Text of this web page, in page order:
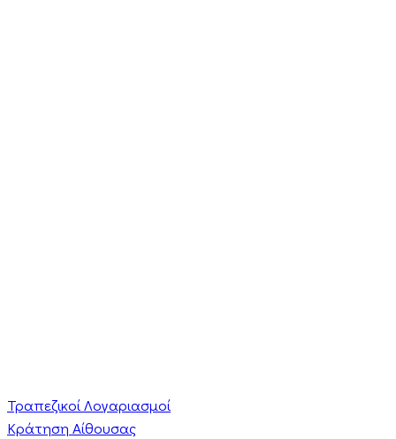
Τραπεζικοί Λογαριασμοί
Κράτηση Αίθουσας